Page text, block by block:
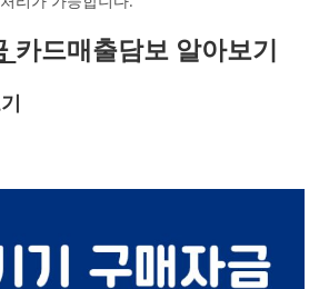
카드매출담보 알아보기